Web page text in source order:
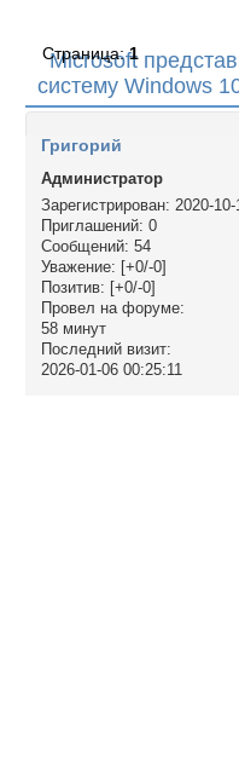
Microsoft
систему Windows
Страница:1
Григорий
Администратор
Зарегистрирован: 2020-10-
Приглашений: 0
Сообщений: 54
Уважение: [+0/-0]
Позитив: [+0/-0]
Провел на форуме:
58 минут
Последний визит:
2026-01-06 00:25:11